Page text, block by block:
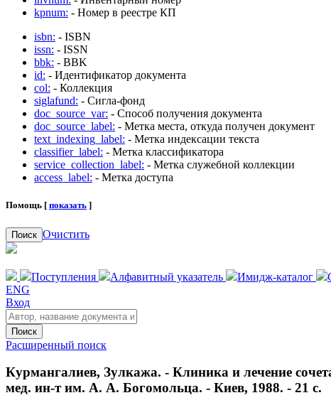
kpnum: - Номер в реестре КП
isbn: - ISBN
issn: - ISSN
bbk: - BBK
id: - Идентификатор документа
col: - Коллекция
siglafund: - Сигла-фонд
doc_source_var: - Способ получения документа
doc_source_label: - Метка места, откуда получен документ
text_indexing_label: - Метка индексации текста
classifier_label: - Метка классификатора
service_collection_label: - Метка служебной коллекции
access_label: - Метка доступа
Помощь [ показать ]
Поиск Очистить
Поступления Алфавитный указатель Имидж-каталог
ENG
Вход
Поиск
Расширенный поиск
Курмангалиев, Зулкажа. - Клиника и лечение
мед. ин-т им. А. А. Богомольца. - Киев, 1988. - 21 с.